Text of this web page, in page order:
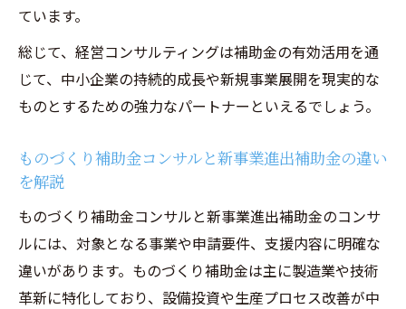
ています。
総じて、経営コンサルティングは補助金の有効活用を通
じて、中小企業の持続的成長や新規事業展開を現実的な
ものとするための強力なパートナーといえるでしょう。
ものづくり補助金コンサルと新事業進出補助金の違い
を解説
ものづくり補助金コンサルと新事業進出補助金のコンサ
ルには、対象となる事業や申請要件、支援内容に明確な
違いがあります。ものづくり補助金は主に製造業や技術
革新に特化しており、設備投資や生産プロセス改善が中